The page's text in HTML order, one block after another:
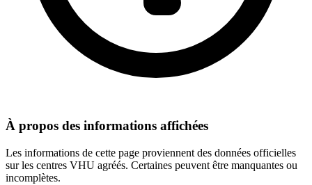
À propos des informations affichées
Les informations de cette page proviennent des données officielles
sur les centres VHU agréés. Certaines peuvent être manquantes ou
incomplètes.